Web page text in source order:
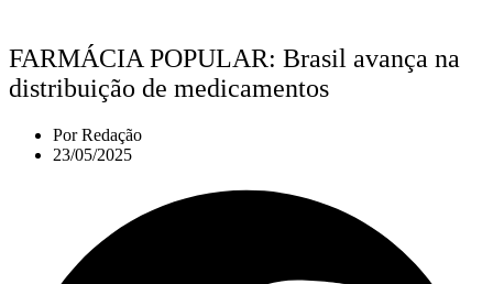
FARMÁCIA POPULAR: Brasil avança na
distribuição de medicamentos
PorRedação
23/05/2025